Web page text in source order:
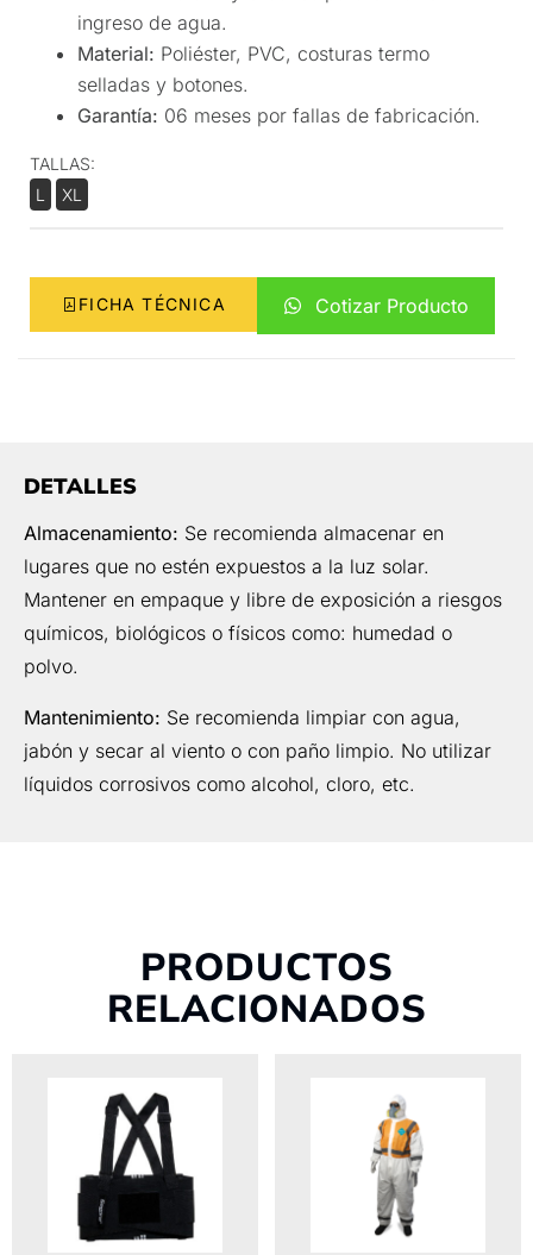
ingreso de agua.
Material: Poliéster, PVC, costuras termo
selladas y botones.
Garantía: 06 meses por fallas de fabricación.
TALLAS:
L
XL
FICHA TÉCNICA Cotizar Producto
DETALLES
Almacenamiento: Se recomienda almacenar en
lugares que no estén expuestos a la luz solar.
Mantener en empaque y libre de exposición a riesgos
químicos, biológicos o físicos como: humedad o
polvo.
Mantenimiento: Se recomienda limpiar con agua,
jabón y secar al viento o con paño limpio. No utilizar
líquidos corrosivos como alcohol, cloro, etc.
PRODUCTOS
RELACIONADOS